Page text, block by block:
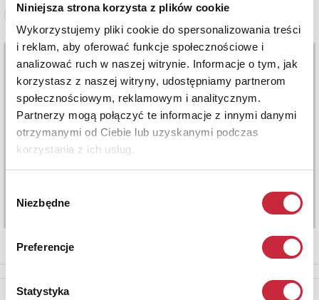
Niniejsza strona korzysta z plików cookie
Wykorzystujemy pliki cookie do spersonalizowania treści
i reklam, aby oferować funkcje społecznościowe i
analizować ruch w naszej witrynie. Informacje o tym, jak
korzystasz z naszej witryny, udostępniamy partnerom
społecznościowym, reklamowym i analitycznym.
Partnerzy mogą połączyć te informacje z innymi danymi
otrzymanymi od Ciebie lub uzyskanymi podczas
korzystania z ich usług.
zgody
Niezbędne
Preferencje
Statystyka
Zobacz pełne informacje